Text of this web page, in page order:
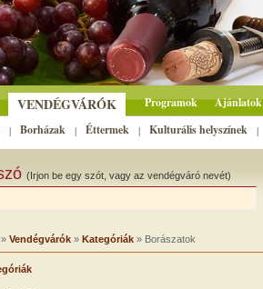
VENDÉGVÁRÓK Programok Ajánlatok
| Borházak | Éttermek | Kulturális helyszínek |
(Irjon be egy szót, vagy az vendégváró nevét)
Vendégvárók» Kategóriák» Borászatok